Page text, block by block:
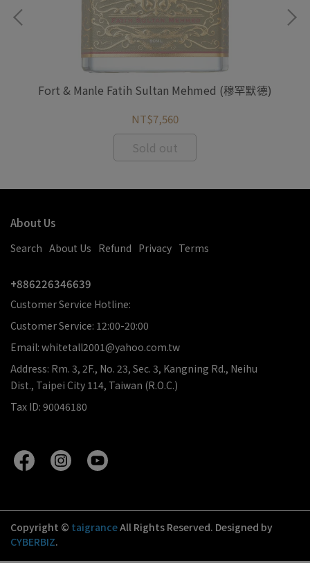
Fort & Manle Fatih Sultan Mehmed (穆罕默德)
NT$7,560
Sold out
About Us
Search About Us Refund Privacy Terms
+886226346639
Customer Service Hotline:
Customer Service: 12:00-20:00
Email: whitetall2001@yahoo.com.tw
Address: Rm. 3, 2F., No. 23, Sec. 3, Kangning Rd., Neihu
Dist., Taipei City 114, Taiwan (R.O.C.)
Tax ID: 90046180
Copyright © taigranceAll Rights Reserved. Designed by
CYBERBIZ.